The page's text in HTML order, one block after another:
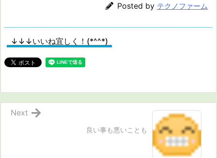
Posted by テクノファーム
↓↓↓いいね宜しく！(*^^*)
良い事も悪いことも
Next